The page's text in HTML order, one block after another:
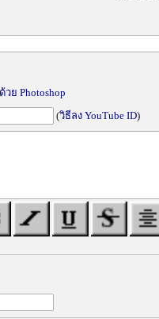
วย Photoshop
(วิธีลง YouTube ID)